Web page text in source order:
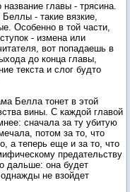
главы - трясина.
- такие вязкие,
Особенно в той части,
- измена или
вот попадаешь в
до конца главы,
текста и слог будто
Белла тонет в этой
вины. С каждой главой
сначала за ту убитую
потом за то, что
а теперь еще и за то, что
предательству
дальше: она будет
не взойдет